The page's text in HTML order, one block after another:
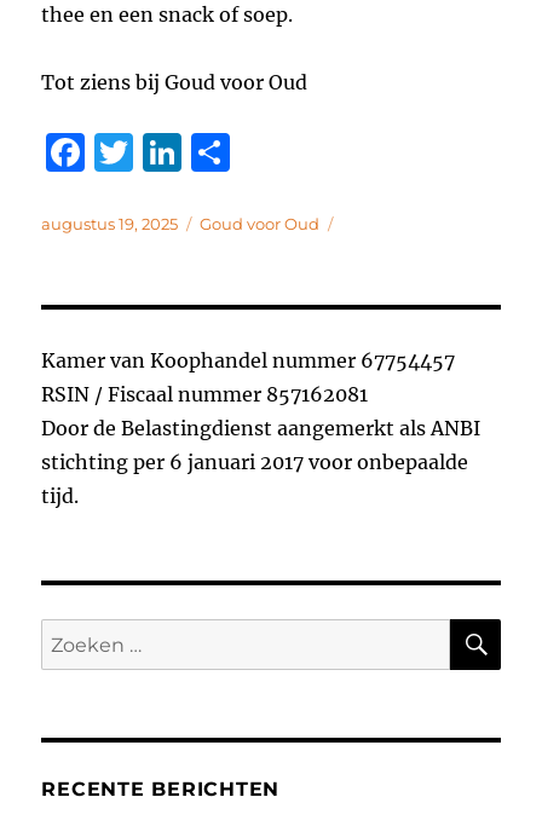
thee en een snack of soep.
Tot ziens bij Goud voor Oud
F
c
b
o
o
k
T
it
r
Li
k
d
I
n
e
Geplaatst
augustus 19, 2025 Categorieën
Goud voor Oud
Kamer van Koophandel nummer 67754457
RSIN / Fiscaal nummer 857162081
Door de Belastingdienst aangemerkt als ANBI
stichting per 6 januari 2017 voor onbepaalde
tijd.
Zoeken
naar:
RECENTE BERICHTEN